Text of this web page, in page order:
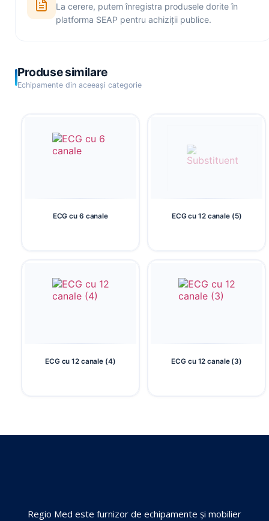
La cerere, putem înregistra produsele dorite în
platforma SEAP pentru achiziții publice.
Produse similare
Echipamente din aceeași categorie
ECG cu 6 canale ECG cu 12 canale (5)
ECG cu 12 canale (4) ECG cu 12 canale (3)
Regio Med este furnizor de echipamente și mobilier